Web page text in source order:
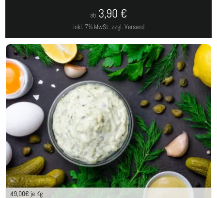
inkl. 7% MwSt. zzgl. Versand
ab 3,90 €
49,00€ je Kg